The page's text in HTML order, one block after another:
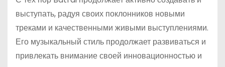
выступать, радуя своих поклонников новыми
треками и качественными живыми выступлениями.
Его музыкальный стиль продолжает развиваться и
привлекать внимание своей инновационностью и